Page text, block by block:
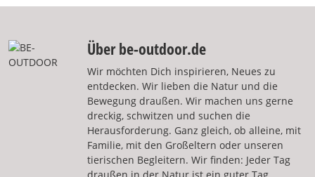
Über be-outdoor.de
Wir möchten Dich inspirieren, Neues zu
entdecken. Wir lieben die Natur und die
Bewegung draußen. Wir machen uns gerne
dreckig, schwitzen und suchen die
Herausforderung. Ganz gleich, ob alleine, mit
Familie, mit den Großeltern oder unseren
tierischen Begleitern. Wir finden: Jeder Tag
draußen in der Natur ist ein guter Tag.